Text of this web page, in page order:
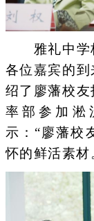
雅礼中学校
各位嘉宾的
绍了廖藩校友
率部参加淞
示：“廖藩校
怀的鲜活素材